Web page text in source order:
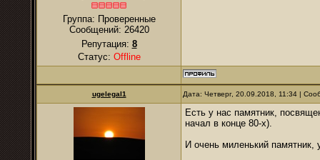
Группа: Проверенные
Сообщений: 26420
Репутация: 8
Статус: Offline
ugelegal1 Дата: Четверг, 20.09.2018, 11:34 |
Есть у нас памятник,
начал в конце 80-х).
И очень миленький памятник,